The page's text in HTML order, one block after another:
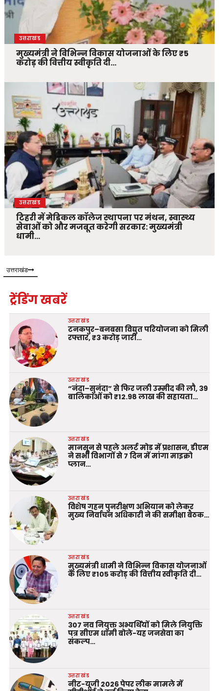
उत्तराखंड
मुख्यमंत्री ने विभिन्न विकास योजनाओं के लिए ₹5
करोड़ की वित्तीय स्वीकृति दी…
उत्तराखंड
टिहरी में मेडिकल कॉलेज स्थापना पर मंथन, स्वास्थ्य
सेवाओं को और मजबूत करेगी सरकार: मुख्यमंत्री
धामी…
उत्तराखंड
ट्रेंडिंग खबरें
उत्तराखंड
टनकपुर–बनबसा विद्युत परियोजना को मिली
रफ्तार, ₹3 करोड़ जारी…
उत्तराखंड
“नंदा–सुनंदा” से फिर जली उम्मीद की लौ, 39
बालिकाओं को ₹12.98 लाख की सहायता…
उत्तराखंड
मानसून से पहले अलर्ट मोड में प्रशासन, डीएम
ने सभी विभागों से 7 दिन में मांगा माइक्रो
प्लान…
उत्तराखंड
विशेष गहन पुनरीक्षण अभियान को लेकर
मुख्य निर्वाचन अधिकारी ने की समीक्षा बैठक…
उत्तराखंड
मुख्यमंत्री धामी ने विभिन्न विकास योजनाओं
के लिए ₹105 करोड़ की वित्तीय स्वीकृति दी…
उत्तराखंड
307 नव नियुक्त अभ्यर्थियों को मिले नियुक्ति
पत्र सीएम धामी बोले-यह जनसेवा का
संकल्प…
उत्तराखंड
नीट-यूजी 2026 पेपर लीक मामले में